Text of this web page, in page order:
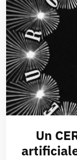
Un